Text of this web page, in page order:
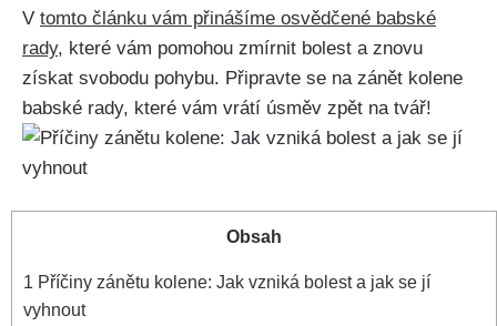
V tomto článku vám ⁢přinášíme osvědčené babské
rady, které vám pomohou zmírnit bolest a znovu
získat svobodu pohybu. Připravte‍ se ​na zánět kolene
babské rady, které vám vrátí úsměv zpět na tvář!
Obsah
1 Příčiny zánětu kolene: ⁢Jak vzniká bolest a jak se jí
vyhnout